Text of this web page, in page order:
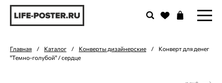
Главная / Каталог / Конверты дизайнерские /
Конверт для денег
"Темно-голубой" / сердце